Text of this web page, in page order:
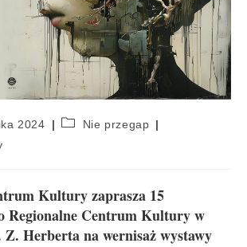
2024
Nie przegap
Kultury zaprasza 15
Regionalne Centrum Kultury w
Z. Herberta na wernisaż wystawy